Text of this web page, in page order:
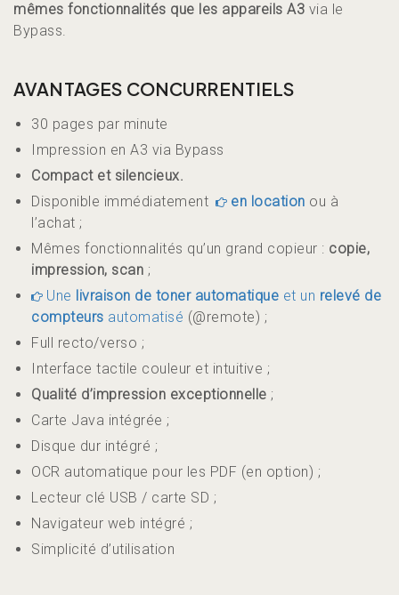
mêmes fonctionnalités que les appareils A3 via le
Bypass.
AVANTAGES CONCURRENTIELS
30 pages par minute
Impression en A3 via Bypass
Compact et silencieux.
Disponible immédiatement
en location ou à
l’achat ;
Mêmes fonctionnalités qu’un grand copieur : copie,
impression, scan ;
Une livraison de toner automatique et un relevé de
compteurs automatisé (@remote) ;
Full recto/verso ;
Interface tactile couleur et intuitive ;
Qualité d’impression exceptionnelle ;
Carte Java intégrée ;
Disque dur intégré ;
OCR automatique pour les PDF (en option) ;
Lecteur clé USB / carte SD ;
Navigateur web intégré ;
Simplicité d’utilisation